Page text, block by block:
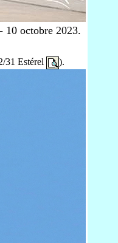
10 octobre 2023.
31 Estérel ).